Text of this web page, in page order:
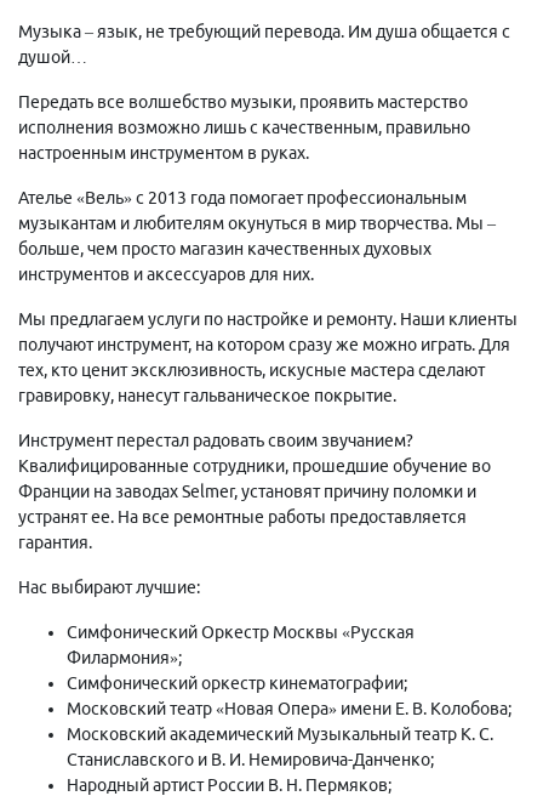
Музыка – язык, не требующий перевода. Им душа общается с
душой…
Передать все волшебство музыки, проявить мастерство
исполнения возможно лишь с качественным, правильно
настроенным инструментом в руках.
Ателье «Вель» с 2013 года помогает профессиональным
музыкантам и любителям окунуться в мир творчества. Мы –
больше, чем просто магазин качественных духовых
инструментов и аксессуаров для них.
Мы предлагаем услуги по настройке и ремонту. Наши клиенты
получают инструмент, на котором сразу же можно играть. Для
тех, кто ценит эксклюзивность, искусные мастера сделают
гравировку, нанесут гальваническое покрытие.
Инструмент перестал радовать своим звучанием?
Квалифицированные сотрудники, прошедшие обучение во
Франции на заводах Selmer, установят причину поломки и
устранят ее. На все ремонтные работы предоставляется
гарантия.
Нас выбирают лучшие:
Симфонический Оркестр Москвы «Русская
Филармония»;
Симфонический оркестр кинематографии;
Московский театр «Новая Опера» имени Е. В. Колобова;
Московский академический Музыкальный театр К. С.
Станиславского и В. И. Немировича-Данченко;
Народный артист России В. Н. Пермяков;